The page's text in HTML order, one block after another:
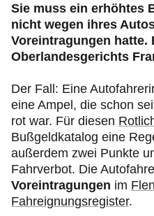
Sie muss ein erhöhtes
nicht wegen ihres
Voreintragungen hatte.
Oberlandesgerichts
Der Fall: Eine
eine Ampel, die schon
rot war. Für diesen
Bußgeldkatalog eine
außerdem zwei Punkte
Fahrverbot. Die
Voreintragungen im
Fahreignungsregister.